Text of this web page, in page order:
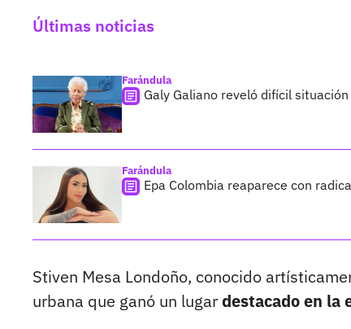
Últimas noticias
Farándula
Galy Galiano reveló difícil
Farándula
Epa Colombia reaparece con
Stiven Mesa Londoño, conocido
urbana que ganó un lugardestacado en la